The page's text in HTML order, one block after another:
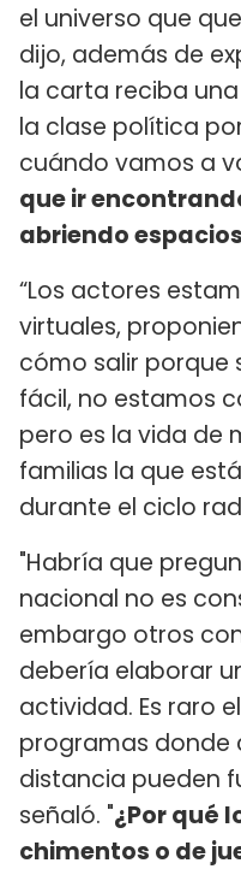
el universo que
dijo, además de
la carta reciba
la clase política
cuándo vamos a
que ir
abriendo
“Los actores
virtuales,
cómo salir porque
fácil, no estamos
pero es la vida de
familias la que
durante el ciclo
"Habría que
nacional no es
embargo otros
debería elaborar
actividad. Es raro
programas donde
distancia pueden
señaló. "¿Por qué
chimentos o de